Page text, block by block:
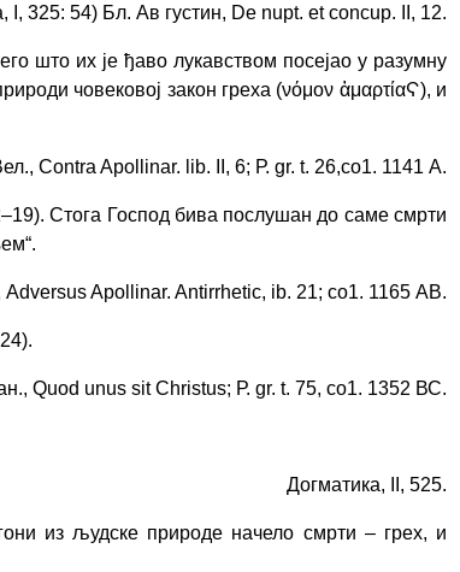
I, 325: 54) Бл. Ав густин, De nupt. et concup. II, 12.
што их је ђаво лукавством посејао у разумну
човековој закон греха (νόμον ἁμαρτίαϚ), и
Contra Apollinar. lib. II, 6; Р. gr. t. 26,со1. 1141 А.
Стога Господ бива послушан до саме смрти
“.
Apollinar. Antirrhetic, ib. 21; со1. 1165 АВ.
Quod unus sit Christus; Р. gr. t. 75, со1. 1352 ВС.
Догматика, II, 525.
из људске природе начело смрти – грех, и